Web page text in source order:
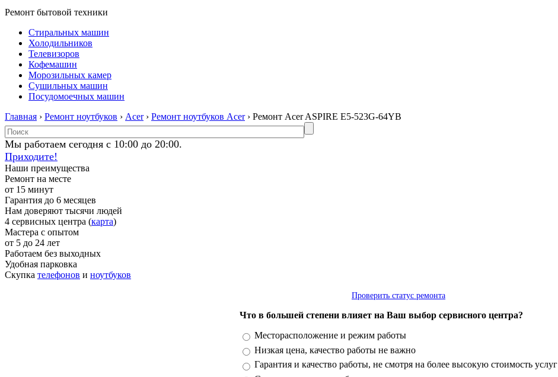
Ремонт бытовой техники
Стиральных машин
Холодильников
Телевизоров
Кофемашин
Морозильных камер
Сушильных машин
Посудомоечных машин
Главная › Ремонт ноутбуков › Acer› Ремонт ноутбуков Acer› Ремонт Acer ASPIRE E5-523G-64YB
Мы работаем сегодня с 10:00 до 20:00.
Приходите!
Наши преимущества
Ремонт на месте
от 15 минут
Гарантия до 6 месяцев
Нам доверяют тысячи людей
4 сервисных центра (карта)
Мастера с опытом
от 5 до 24 лет
Работаем без выходных
Удобная парковка
Скупка телефонов и ноутбуков
Проверить статус ремонта
Что в большей степени влияет на Ваш выбор сервисного центра?
Варианты
Месторасположение и режим работы
Низкая цена, качество работы не важно
Гарантия и качество работы, не смотря на более высокую стоимость услуг